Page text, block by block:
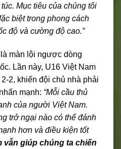
Mục tiêu của chúng tôi
biệt trong phong cách
độ và cường độ cao.”
màn lội ngược dòng
Lần này, U16 Việt Nam
2, khiến đội chủ nhà phải
mạnh: “Mỗi cầu thủ
của người Việt Nam.
trở ngại nào có thể đánh
hơn và điều kiện tốt
vẫn giúp chúng ta chiến